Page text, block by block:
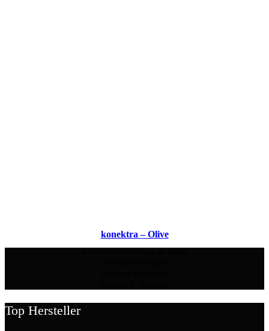
konektra – Olive
Top Hersteller